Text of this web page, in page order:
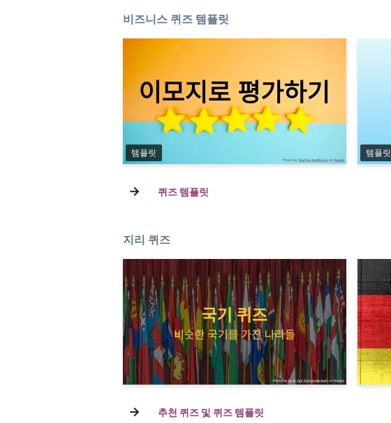
비즈니스 퀴즈 템플릿
템플릿 템플릿
→ 퀴즈 템플릿
지리 퀴즈
→ 추천 퀴즈 및 퀴즈 템플릿